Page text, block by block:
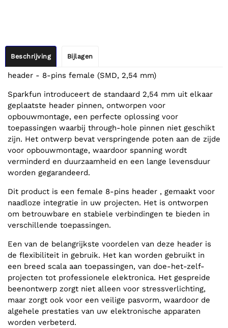
Beschrijving Bijlagen
header - 8-pins female (SMD, 2,54 mm)
Sparkfun introduceert de standaard 2,54 mm uit elkaar
geplaatste header pinnen, ontworpen voor
opbouwmontage, een perfecte oplossing voor
toepassingen waarbij through-hole pinnen niet geschikt
zijn. Het ontwerp bevat verspringende poten aan de zijde
voor opbouwmontage, waardoor spanning wordt
verminderd en duurzaamheid en een lange levensduur
worden gegarandeerd.
Dit product is een female 8-pins header , gemaakt voor
naadloze integratie in uw projecten. Het is ontworpen
om betrouwbare en stabiele verbindingen te bieden in
verschillende toepassingen.
Een van de belangrijkste voordelen van deze header is
de flexibiliteit in gebruik. Het kan worden gebruikt in
een breed scala aan toepassingen, van doe-het-zelf-
projecten tot professionele elektronica. Het gespreide
beenontwerp zorgt niet alleen voor stressverlichting,
maar zorgt ook voor een veilige pasvorm, waardoor de
algehele prestaties van uw elektronische apparaten
worden verbeterd.